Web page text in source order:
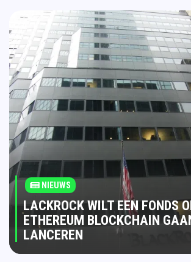
NIEUWS
LACKROCK WILT EEN FONDS
ETHEREUM BLOCKCHAIN
LANCEREN